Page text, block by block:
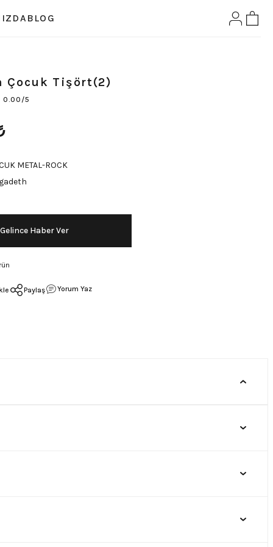
BLOG
Çocuk Tişört(2)
0.00/5
METAL-ROCK
Gelince Haber Ver
Paylaş
Yorum Yaz